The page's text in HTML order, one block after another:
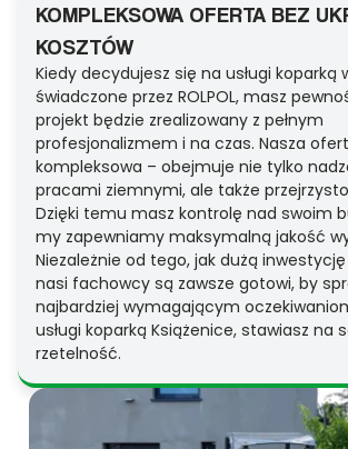
KOMPLEKSOWA OFERTA BEZ
KOSZTÓW
Kiedy decydujesz się na usługi koparką
świadczone przez ROLPOL, masz
projekt będzie zrealizowany z pełnym
profesjonalizmem i na czas. Nasza
kompleksowa – obejmuje nie tylko
pracami ziemnymi, ale także
Dzięki temu masz kontrolę nad swoim
my zapewniamy maksymalną jakość
Niezależnie od tego, jak dużą
nasi fachowcy są zawsze gotowi, by
najbardziej wymagającym
usługi koparką Książenice, stawiasz na
rzetelność.